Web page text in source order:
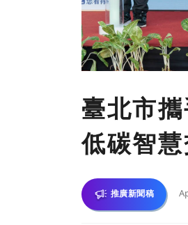
臺北市
低碳智
推廣新聞稿